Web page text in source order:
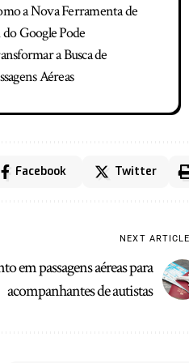
a Nova Ferramenta de
Google Pode
a Busca de
Aéreas
Facebook Twitter
NEXT
em passagens aéreas para
acompanhantes de autistas